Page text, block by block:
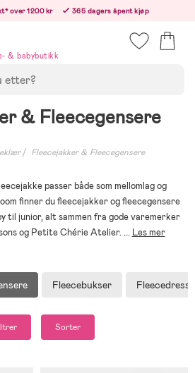
over 1200 kr
365 dagers åpent kjøp
& babybutikk
& Fleecegensere
Fleecejakker & Fleecegensere
passer både som mellomlag og
finner du fleecejakker og fleecegensere
til junior, alt sammen fra gode varemerker
og Petite Chérie Atelier.... Les mer
Fleecebukser
Sorter